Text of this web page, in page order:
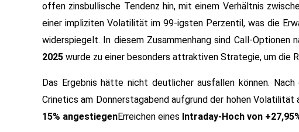
offen zinsbullische Tendenz hin, mit einem Verhältnis
einer impliziten Volatilität im 99-igsten Perzentil, was die
widerspiegelt. In diesem Zusammenhang sind Call-Optionen
2025 wurde zu einer besonders attraktiven Strategie, um die
Das Ergebnis hätte nicht deutlicher ausfallen können.
Crinetics am Donnerstagabend aufgrund der hohen
15% angestiegenErreichen eines Intraday-Hoch von